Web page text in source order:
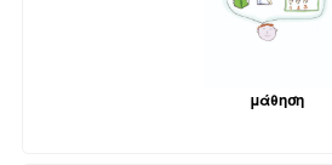
μάθηση